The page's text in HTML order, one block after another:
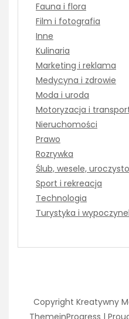
Fauna i flora
Film i fotografia
Inne
Kulinaria
Marketing i reklama
Medycyna i zdrowie
Moda i uroda
Motoryzacja i
Nieruchomości
Prawo
Rozrywka
Ślub, wesele,
Sport i rekreacja
Technologia
Turystyka i
Copyright Kreatywny